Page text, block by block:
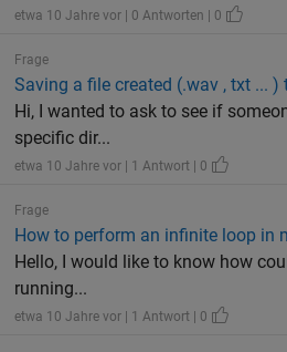
etwa 10 Jahre vor | 0 Antworten | 0
Frage
Saving a file created (.wav , txt ...
Hi, I wanted to ask to see if
specific dir...
etwa 10 Jahre vor | 1 Antwort | 0
Frage
How to perform an infinite loop in
Hello, I would like to know how
running...
etwa 10 Jahre vor | 1 Antwort | 0